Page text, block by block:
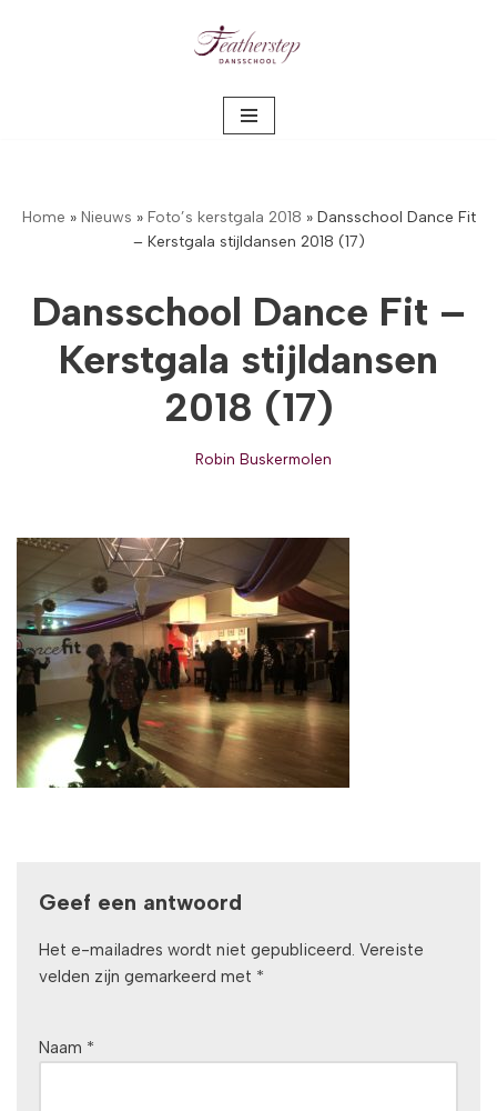
Home » Nieuws » Foto’s kerstgala 2018 » Dansschool Dance Fit
– Kerstgala stijldansen 2018 (17)
Dansschool Dance Fit –
Kerstgala stijldansen
2018 (17)
Robin Buskermolen
Geef een antwoord
Het e-mailadres wordt niet gepubliceerd. Vereiste
velden zijn gemarkeerd met *
Naam *